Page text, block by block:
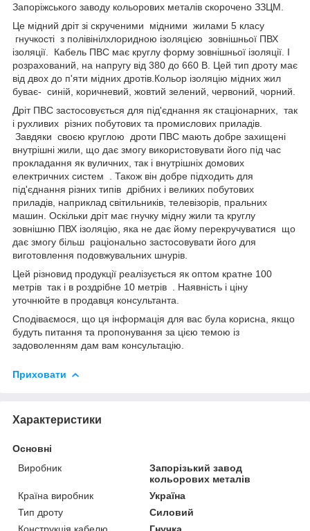
Запоріжського заводу кольорових металів скорочено ЗЗЦМ.
Це мідний дріт зі скрученими мідними жилами 5 класу
гнучкості з полівінілхлоридною ізоляцією зовнішньої ПВХ
ізоляції. Кабель ПВС має круглу форму зовнішньої ізоляції. І
розрахований, на напругу від 380 до 660 В. Цей тип дроту має
від двох до п'яти мідних дротів.Кольор ізоляцію мідних жил
буває- синій, коричневий, жовтий зелений, червоний, чорний.
Дріт ПВС застосовується для під'єднання як стаціонарних, так
і рухливих різних побутових та промислових приладів.
Завдяки своєю круглою дроти ПВС мають добре захищені
внутрішні жили, що дає змогу використовувати його під час
прокладання як вуличних, так і внутрішніх домових
електричних систем . Також він добре підходить для
під'єднання різних типів дрібних і великих побутових
приладів, наприклад світильників, телевізорів, пральних
машин. Оскільки дріт має гнучку мідну жили та круглу
зовнішню ПВХ ізоляцію, яка не дає йому перекручуватися що
дає змогу більш раціонально застосовувати його для
виготовлення подовжувальних шнурів.
Цей різновид продукції реалізується як оптом кратне 100
метрів так і в роздрібне 10 метрів . Наявність і ціну
уточнюйте в продавця консультанта.
Сподіваємося, що ця інформація для вас була корисна, якщо
будуть питання та пропонування за цією темою із
задоволенням дам вам консультацію.
Приховати
Характеристики
Основні
Виробник
Запорізький завод
кольорових металів
Країна виробник
Україна
Тип дроту
Силовий
Конструкція кабелю
Гнучка